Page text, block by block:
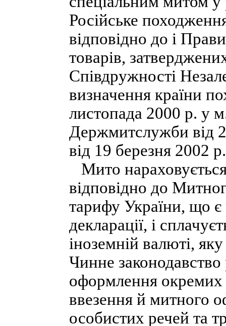
Російське
відповідно до і
товарів,
Співдружності
визначення країни
листопада 2000 р. у
Держмитслужби від
від 19 березня
Мито
відповідно до
тарифу України, що
декларації, і
іноземній валюті,
Чинне
оформлення окремих
ввезення й митного
особистих речей та